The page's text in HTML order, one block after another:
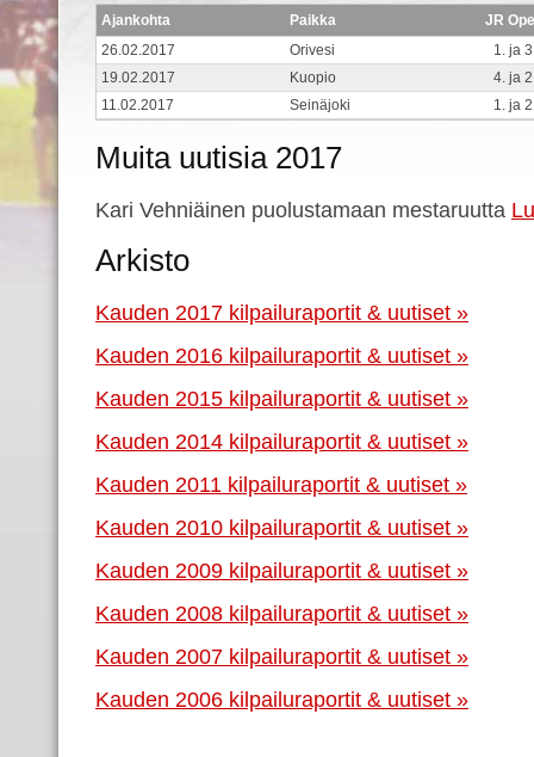
Ajankohta Paikka
JR
26.02.2017
Orivesi
1. ja
19.02.2017
Kuopio
4. ja
11.02.2017
Seinäjoki 1. ja
Muita uutisia 2017
Kari Vehniäinen puolustamaan mestaruutta
Arkisto
Kauden 2017 kilpailuraportit & uutiset »
Kauden 2016 kilpailuraportit & uutiset »
Kauden 2015 kilpailuraportit & uutiset »
Kauden 2014 kilpailuraportit & uutiset »
Kauden 2011 kilpailuraportit & uutiset »
Kauden 2010 kilpailuraportit & uutiset »
Kauden 2009 kilpailuraportit & uutiset »
Kauden 2008 kilpailuraportit & uutiset »
Kauden 2007 kilpailuraportit & uutiset »
Kauden 2006 kilpailuraportit & uutiset »